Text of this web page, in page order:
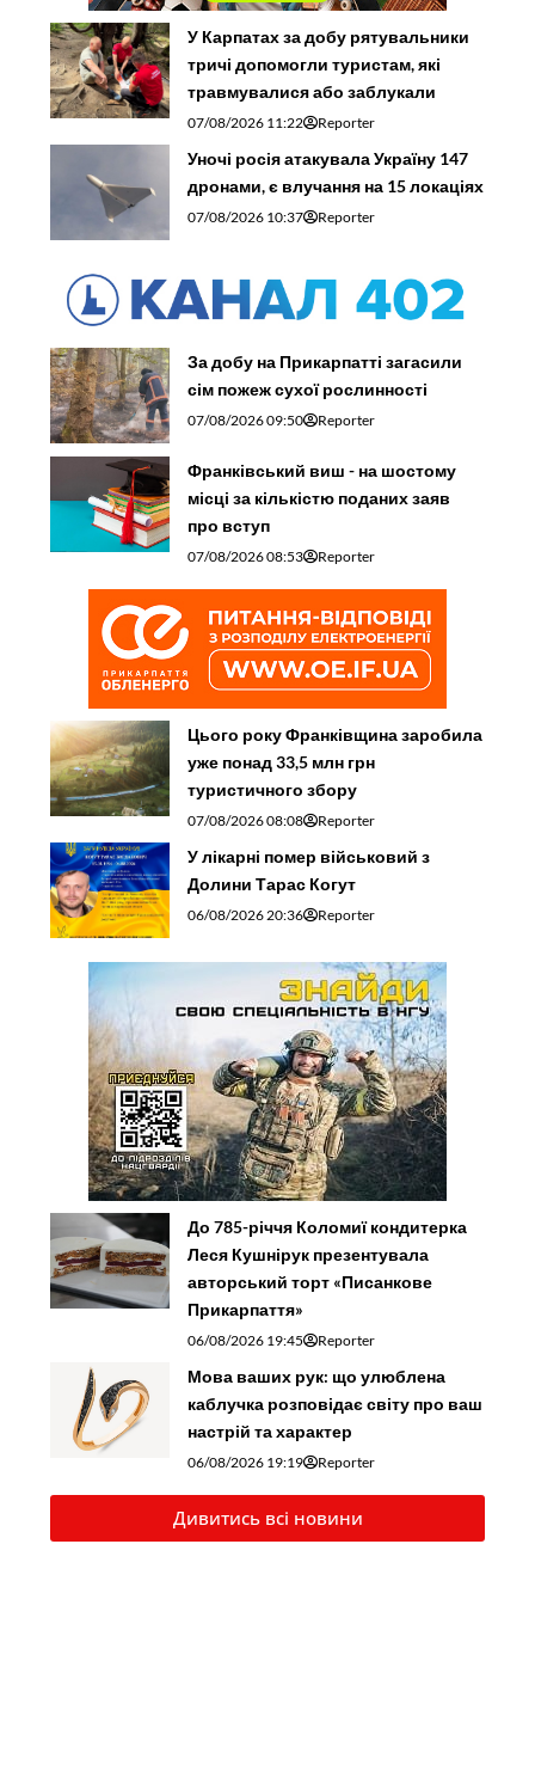
У Карпатах за добу рятувальники
тричі допомогли туристам, які
травмувалися або заблукали
07/08/2026 11:22 Reporter
Уночі росія атакувала Україну 147
дронами, є влучання на 15 локаціях
07/08/2026 10:37 Reporter
За добу на Прикарпатті загасили
сім пожеж сухої рослинності
07/08/2026 09:50 Reporter
Франківський виш - на шостому
місці за кількістю поданих заяв
про вступ
07/08/2026 08:53 Reporter
Цього року Франківщина заробила
уже понад 33,5 млн грн
туристичного збору
07/08/2026 08:08 Reporter
У лікарні помер військовий з
Долини Тарас Когут
06/08/2026 20:36 Reporter
До 785-річчя Коломиї кондитерка
Леся Кушнірук презентувала
авторський торт «Писанкове
Прикарпаття»
06/08/2026 19:45 Reporter
Мова ваших рук: що улюблена
каблучка розповідає світу про ваш
настрій та характер
06/08/2026 19:19 Reporter
Дивитись всі новини